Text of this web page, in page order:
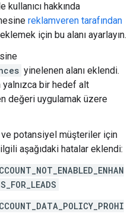
hakkında
reklamveren tarafından
eklemek için bu alanı ayarlayın.
yinelenen alanı eklendi.
yalnızca bir hedef alt
değeri uygulamak üzere
ve potansiyel müşteriler için
aşağıdaki hatalar eklendi: